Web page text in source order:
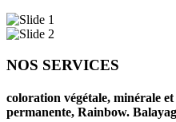
NOS SERVICES
coloration végétale, minérale
permanente, Rainbow.